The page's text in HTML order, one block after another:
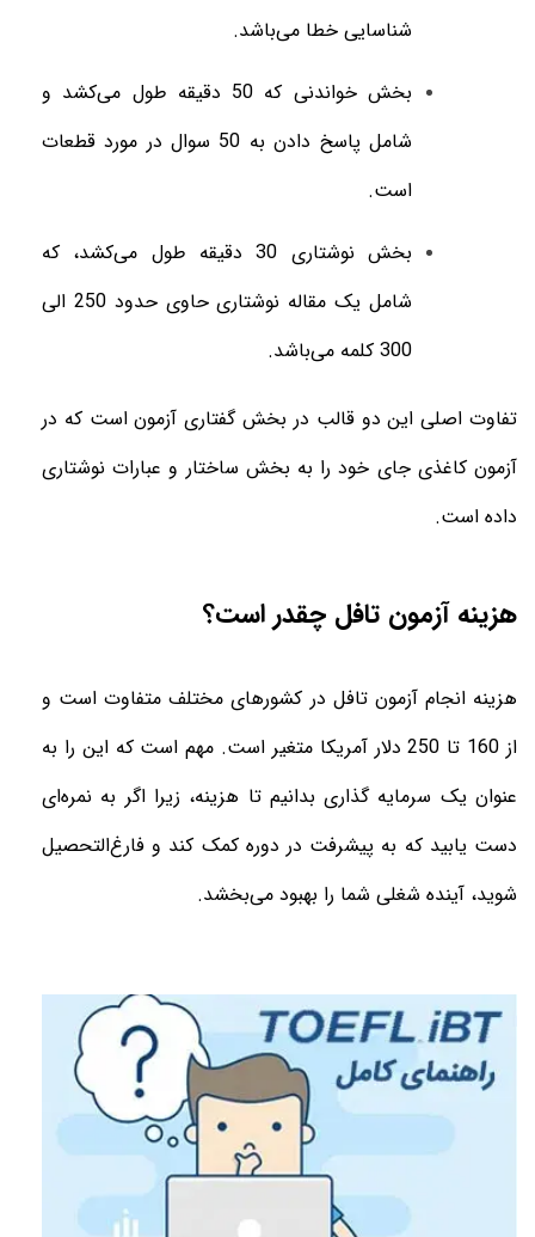
شناسایی خطا می‌باشد.
بخش خواندنی که 50 دقیقه طول می‌کشد و
شامل پاسخ دادن به 50 سوال در مورد قطعات
است.
بخش نوشتاری 30 دقیقه طول می‌کشد، که
شامل یک مقاله نوشتاری حاوی حدود 250 الی
300 کلمه می‌باشد.
تفاوت اصلی این دو قالب در بخش گفتاری آزمون است که در
آزمون کاغذی جای خود را به بخش ساختار و عبارات نوشتاری
داده است.
هزینه آزمون تافل چقدر است؟
هزینه انجام آزمون تافل در کشورهای مختلف متفاوت است و
از 160 تا 250 دلار آمریکا متغیر است. مهم است که این را به
عنوان یک سرمایه گذاری بدانیم تا هزینه، زیرا اگر به نمره‌ای
دست یابید که به پیشرفت در دوره کمک کند و فارغ‌التحصیل
شوید، آینده شغلی شما را بهبود می‌بخشد.